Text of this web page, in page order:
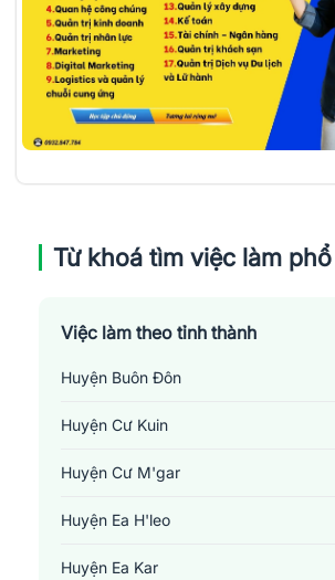
Từ khoá tìm việc làm
Việc làm theo tỉnh thành
Huyện Buôn Đôn
Huyện Cư Kuin
Huyện Cư M'gar
Huyện Ea H'leo
Huyện Ea Kar